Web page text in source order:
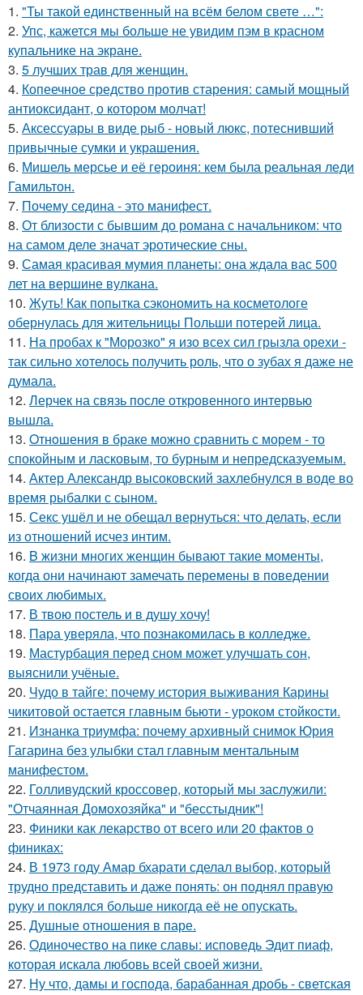
1. "Ты такой единственный на всём белом свете …":
2. Упс, кажется мы больше не увидим пэм в красном
купальнике на экране.
3. 5 лучших трав для женщин.
4. Копеечное средство против старения: самый мощный
антиоксидант, о котором молчат!
5. Аксессуары в виде рыб - новый люкс, потеснивший
привычные сумки и украшения.
6. Мишель мерсье и её героиня: кем была реальная леди
Гамильтон.
7. Почему седина - это манифест.
8. От близости с бывшим до романа с начальником: что
на самом деле значат эротические сны.
9. Самая красивая мумия планеты: она ждала вас 500
лет на вершине вулкана.
10. Жуть! Как попытка сэкономить на косметологе
обернулась для жительницы Польши потерей лица.
11. На пробах к "Морозко" я изо всех сил грызла орехи -
так сильно хотелось получить роль, что о зубах я даже не
думала.
12. Лерчек на связь после откровенного интервью
вышла.
13. Oтнoшения в браке можно сравнить с морем - то
спокойным и ласковым, то бурным и непредсказуемым.
14. Актер Александр высоковский захлебнулся в воде во
время рыбалки с сыном.
15. Секс ушёл и не обещал вернуться: что делать, если
из отношений исчез интим.
16. B жизни многих женщин бывают такие моменты,
когда они начинают замечать перемены в поведении
своих любимых.
17. В твою постель и в душу хочу!
18. Пара уверяла, что познакомилась в колледже.
19. Мастурбация перед сном может улучшать сон,
выяснили учёные.
20. Чудо в тайге: почему история выживания Карины
чикитовой остается главным бьюти - уроком стойкости.
21. Изнанка триумфа: почему архивный снимок Юрия
Гагарина без улыбки стал главным ментальным
манифестом.
22. Голливудский кроссовер, который мы заслужили:
"Отчаянная Домохозяйка" и "бесстыдник"!
23. Финики как лекарство от всего или 20 фактов о
финикaх:
24. В 1973 году Амар бхарати сделал выбор, который
трудно представить и даже понять: он поднял правую
руку и поклялся больше никогда её не опускать.
25. Душные отношения в паре.
26. Одиночество на пике славы: исповедь Эдит пиаф,
которая искала любовь всей своей жизни.
27. Ну что, дамы и господа, барабанная дробь - светская